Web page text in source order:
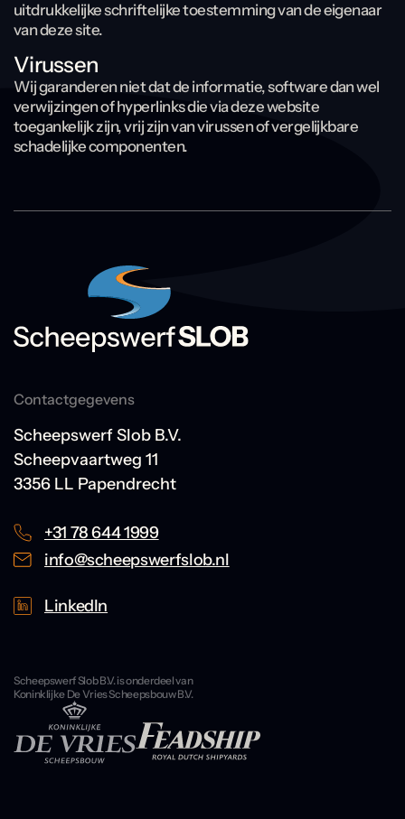
uitdrukkelijke schriftelijke toestemming van de eigenaar
van deze site.
Virussen
Wij garanderen niet dat de informatie, software dan wel
verwijzingen of hyperlinks die via deze website
toegankelijk zijn, vrij zijn van virussen of vergelijkbare
schadelijke componenten.
Contactgegevens
Scheepswerf Slob B.V.
Scheepvaartweg 11
3356 LL Papendrecht
+31 78 644 1999
info@scheepswerfslob.nl
LinkedIn
Scheepswerf Slob B.V. is onderdeel van
Koninklijke De Vries Scheepsbouw B.V.